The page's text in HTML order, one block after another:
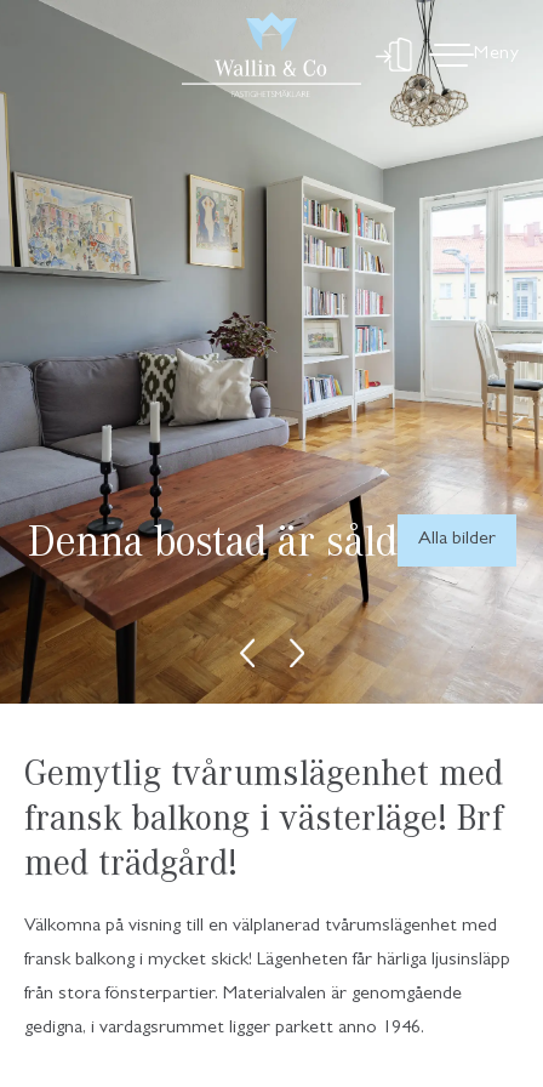
Meny
Denna bostad är såld Alla bilder
Gemytlig tvårumslägenhet med
fransk balkong i västerläge! Brf
med trädgård!
Välkomna på visning till en välplanerad tvårumslägenhet med
fransk balkong i mycket skick! Lägenheten får härliga ljusinsläpp
från stora fönsterpartier. Materialvalen är genomgående
gedigna, i vardagsrummet ligger parkett anno 1946.